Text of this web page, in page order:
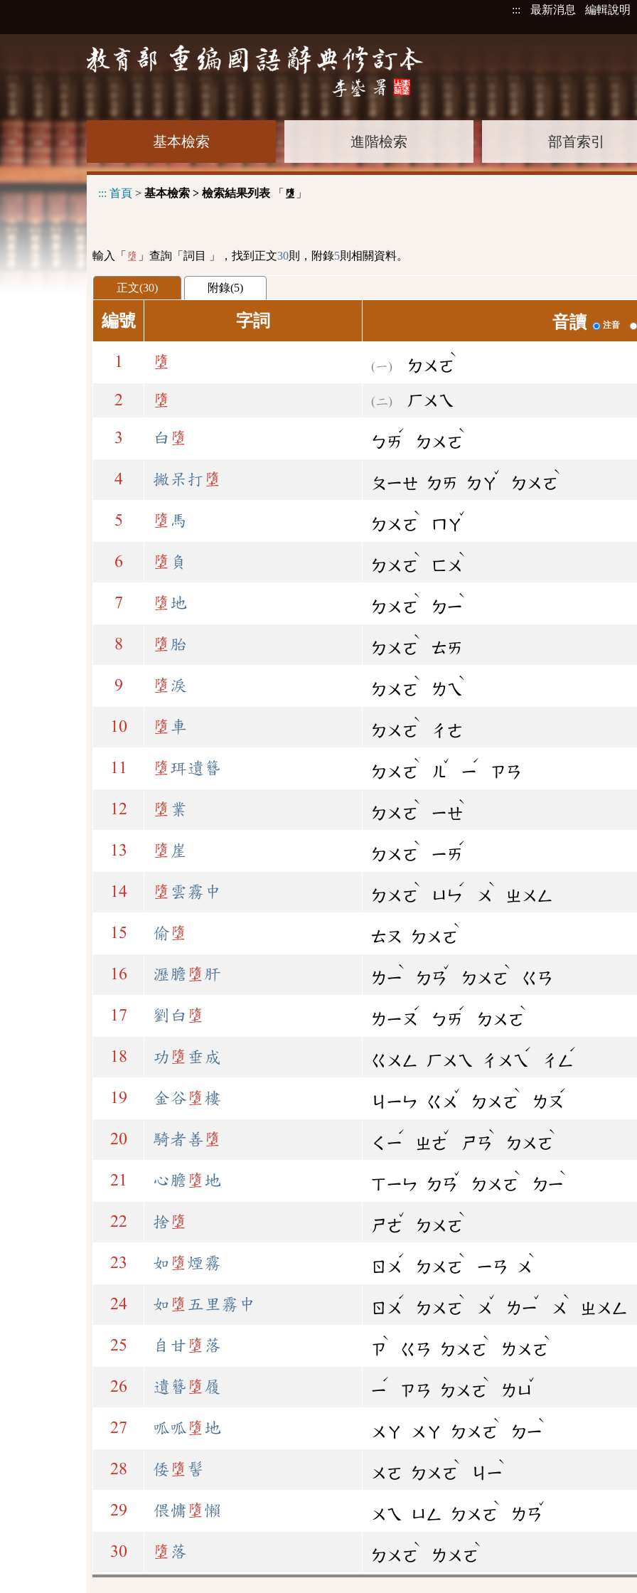
::: 最新消息 編輯說明
基本檢索 進階檢索 部首索引
::: 首頁 > 基本檢索 > 檢索結果列表 「 墮 」
輸入「 墮 」查詢「詞目 」，找到正文30則，附錄5則相關資料。
正文(30) 附錄(5)
編號 字詞 音讀 注音
1 墮 ㄉㄨㄛ
ˋ
2 墮 ㄏㄨㄟ
3 白 墮 ㄅㄞ
ˊ
ㄉㄨㄛ
ˋ
4 撇呆打 墮 ㄆㄧㄝ ㄉㄞ ㄉㄚ
ˇ
ㄉㄨㄛ
ˋ
5 墮 馬 ㄉㄨㄛ
ˋ
ㄇㄚ
ˇ
6 墮 負 ㄉㄨㄛ
ˋ
ㄈㄨ
ˋ
7 墮 地 ㄉㄨㄛ
ˋ
ㄉㄧ
ˋ
8 墮 胎 ㄉㄨㄛ
ˋ
ㄊㄞ
9 墮 淚 ㄉㄨㄛ
ˋ
ㄌㄟ
ˋ
10 墮 車 ㄉㄨㄛ
ˋ
ㄔㄜ
11 墮 珥遺簪 ㄉㄨㄛ
ˋ
ㄦ
ˇ
ㄧ
ˊ
ㄗㄢ
12 墮 業 ㄉㄨㄛ
ˋ
ㄧㄝ
ˋ
13 墮 崖 ㄉㄨㄛ
ˋ
ㄧㄞ
ˊ
14 墮 雲霧中 ㄉㄨㄛ
ˋ
ㄩㄣ
ˊ
ㄨ
ˋ
ㄓㄨㄥ
15 偷 墮 ㄊㄡ ㄉㄨㄛ
ˋ
16 瀝膽 墮 肝 ㄌㄧ
ˋ
ㄉㄢ
ˇ
ㄉㄨㄛ
ˋ
ㄍㄢ
17 劉白 墮 ㄌㄧㄡ
ˊ
ㄅㄞ
ˊ
ㄉㄨㄛ
ˋ
18 功 墮 垂成 ㄍㄨㄥ ㄏㄨㄟ ㄔㄨㄟ
ˊ
ㄔㄥ
ˊ
19 金谷 墮 樓 ㄐㄧㄣ ㄍㄨ
ˇ
ㄉㄨㄛ
ˋ
ㄌㄡ
ˊ
20 騎者善 墮 ㄑㄧ
ˊ
ㄓㄜ
ˇ
ㄕㄢ
ˋ
ㄉㄨㄛ
ˋ
21 心膽 墮 地 ㄒㄧㄣ ㄉㄢ
ˇ
ㄉㄨㄛ
ˋ
ㄉㄧ
ˋ
22 捨 墮 ㄕㄜ
ˇ
ㄉㄨㄛ
ˋ
23 如 墮 煙霧 ㄖㄨ
ˊ
ㄉㄨㄛ
ˋ
ㄧㄢ ㄨ
ˋ
24 如 墮 五里霧中 ㄖㄨ
ˊ
ㄉㄨㄛ
ˋ
ㄨ
ˇ
ㄌㄧ
ˇ
ㄨ
ˋ
ㄓㄨㄥ
25 自甘 墮 落 ㄗ
ˋ
ㄍㄢ ㄉㄨㄛ
ˋ
ㄌㄨㄛ
ˋ
26 遺簪 墮 履 ㄧ
ˊ
ㄗㄢ ㄉㄨㄛ
ˋ
ㄌㄩ
ˇ
27 呱呱 墮 地 ㄨㄚ ㄨㄚ ㄉㄨㄛ
ˋ
ㄉㄧ
ˋ
28 倭 墮 髻 ㄨㄛ ㄉㄨㄛ
ˋ
ㄐㄧ
ˋ
29 偎慵 墮 懶 ㄨㄟ ㄩㄥ ㄉㄨㄛ
ˋ
ㄌㄢ
ˇ
30 墮 落 ㄉㄨㄛ
ˋ
ㄌㄨㄛ
ˋ